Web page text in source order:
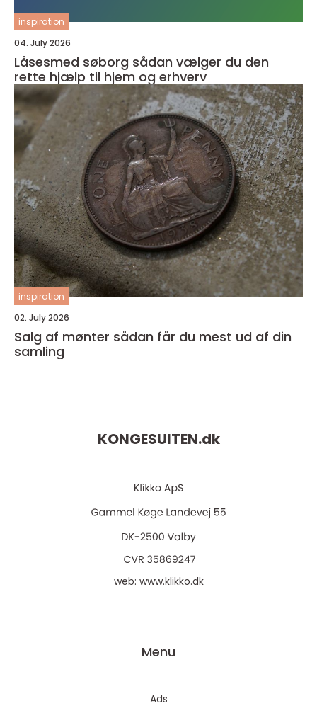
inspiration
04. July 2026
Låsesmed søborg sådan vælger du den
rette hjælp til hjem og erhverv
inspiration
02. July 2026
Salg af mønter sådan får du mest ud af din
samling
KONGESUITEN.dk
web: www.klikko.dk
Menu
Ads